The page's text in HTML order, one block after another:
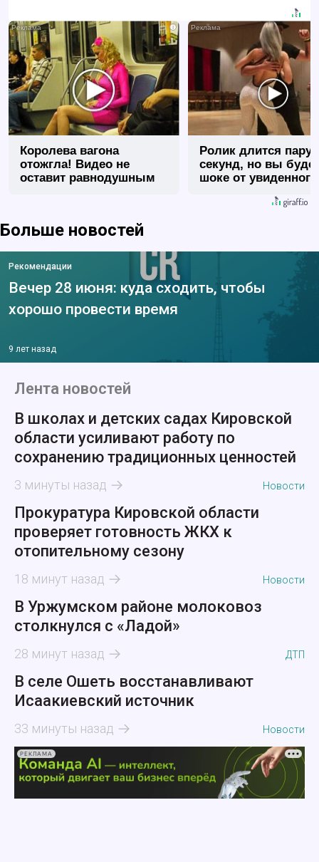
i
Королева вагона
отожгла! Видео не
оставит равнодушным
Ролик длится пару
секунд, но вы
шоке от увиденного
Больше новостей
Рекомендации
Вечер 28 июня: куда сходить, чтобы
хорошо провести время
9 лет назад
Лента новостей
В школах и детских садах Кировской
области усиливают работу по
сохранению традиционных ценностей
3 минуты назад Новости
Прокуратура Кировской области
проверяет готовность ЖКХ к
отопительному сезону
18 минут назад Новости
В Уржумском районе молоковоз
столкнулся с «Ладой»
28 минут назад ДТП
В селе Ошеть восстанавливают
Исаакиевский источник
33 минуты назад Новости
РЕКЛАМА